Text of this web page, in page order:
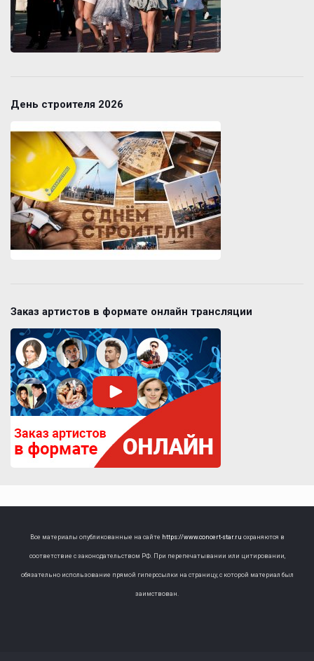
День строителя 2026
Заказ артистов в формате онлайн трансляции
Все материалы опубликованные на сайте https://www.concert-star.ru охраняются в
соответствие с законодательством РФ. При перепечатывании или цитировании,
обязательно использование прямой гиперссылки на страницу, с которой материал был
заимствован.